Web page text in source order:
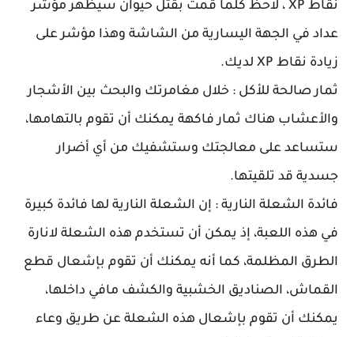
نقاط XP ، لاحظ كلما قمت بقتل حيوان سيظهر مؤشر
عداد في الجهة اليسارية من الشاشة وهذا مؤشر على
زيادة نقاط XP لديك.
ثمار صالحة للأكل : خلال مغامرتك والبحث بين الأشجار
والأعشاب هناك ثمار فاكهة يمكنك أن تقوم بالتهامها،
ستساعد على معالجتك وستشفيك من أي أضرار
جسدية قد تلقيتها.
فائدة الشعلة النارية : إن الشعلة النارية لها فائدة كبيرة
في هذه اللعبة، إذ يمكن أن تستخدم هذه الشعلة لانارة
الطرق المظلمة، كما أنه يمكنك أن تقوم بإشعال قطع
القماش، الصناديق الخشبية والكشف مافي داخلها،
يمكنك أن تقوم بإشعال هذه الشعلة عن طريق وعاء